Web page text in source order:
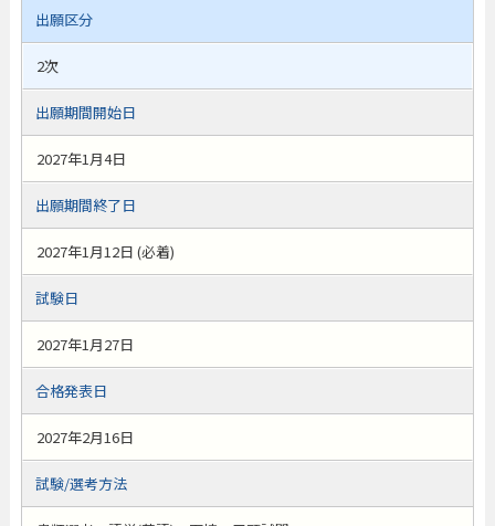
出願区分
2次
出願期間開始日
2027年1月4日
出願期間終了日
2027年1月12日 (必着)
試験日
2027年1月27日
合格発表日
2027年2月16日
試験/選考方法